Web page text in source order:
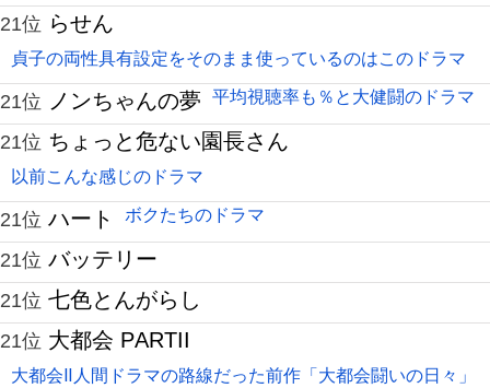
21位 らせん
貞子の両性具有設定をそのまま使っているのはこのドラマ
21位 ノンちゃんの夢 平均視聴率も％と大健闘のドラマ
21位 ちょっと危ない園長さん
以前こんな感じのドラマ
21位 ハート ボクたちのドラマ
21位 バッテリー
21位 七色とんがらし
21位 大都会 PARTII
大都会Ⅱ人間ドラマの路線だった前作「大都会闘いの日々」